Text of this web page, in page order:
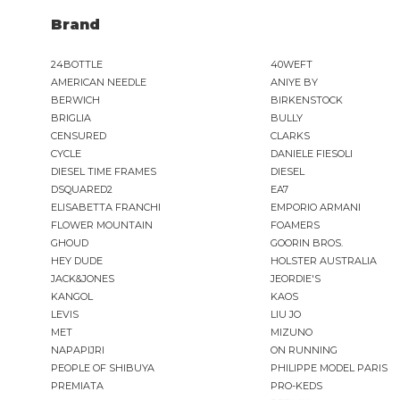
GAS JEANS
GHOUD
GOORIN BROS.
GRIFONI
GUESS JEANS
HEY DUDE
HOLSTER AUSTRALIA
HTC LOS ANGELES
ILSE JACOBSEN
inDigo
JACK&JONES
JJXX
JOHN RICHMOND
KANGOL
Brand
24BOTTLE 40WEFT
AMERICAN NEEDLE
ANIYE BY
BERWICH
BIRKENSTOCK
BRIGLIA
BULLY
CENSURED
CLARKS
CYCLE
DANIELE FIESOLI
DIESEL TIME FRAMES
DIESEL
DSQUARED2
EA7
ELISABETTA FRANCHI
EMPORIO ARMANI
FLOWER MOUNTAIN
FOAMERS
GHOUD
GOORIN BROS.
HEY DUDE
HOLSTER AUSTRALIA
JACK&JONES
JEORDIE'S
KANGOL
KAOS
LEVIS
LIU JO
MET
MIZUNO
NAPAPIJRI
ON RUNNING
PEOPLE OF SHIBUYA
PHILIPPE MODEL PARIS
PREMIATA
PRO-KEDS